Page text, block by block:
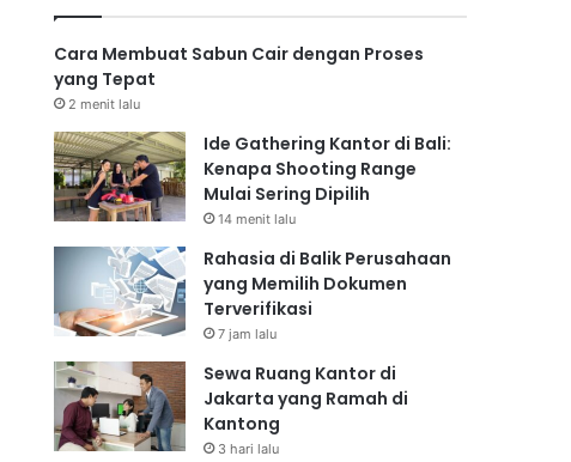
Cara Membuat Sabun Cair dengan Proses
yang Tepat
2 menit lalu
Ide Gathering Kantor di Bali:
Kenapa Shooting Range
Mulai Sering Dipilih
14 menit lalu
Rahasia di Balik Perusahaan
yang Memilih Dokumen
Terverifikasi
7 jam lalu
Sewa Ruang Kantor di
Jakarta yang Ramah di
Kantong
3 hari lalu